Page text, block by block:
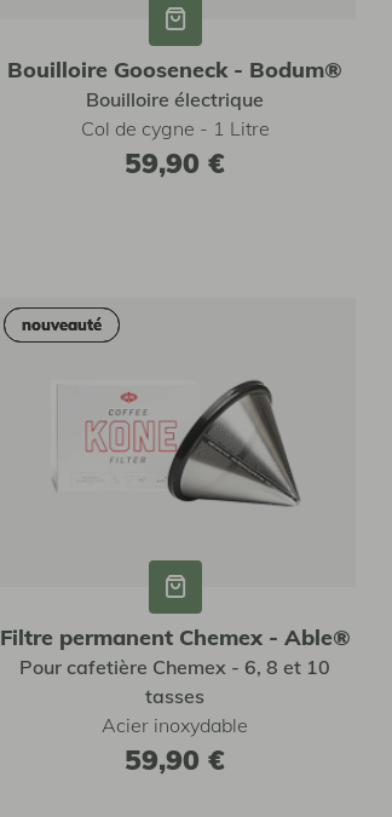
Bouilloire Gooseneck - Bodum®
Bouilloire électrique
Col de cygne - 1 Litre
59,90 €
nouveauté
nouveauté
Filtre permanent Chemex - Able®
Pour cafetière Chemex - 6, 8 et 10
tasses
Acier inoxydable
59,90 €